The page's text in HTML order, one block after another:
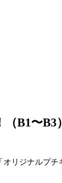
B1〜B3
リジナルプ